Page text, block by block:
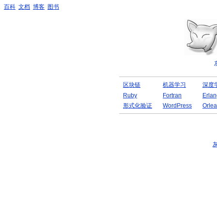
百科 文档 博客 图书
区块链 机器学习
深度
Ruby
Fortran
形式化验证
WordPress